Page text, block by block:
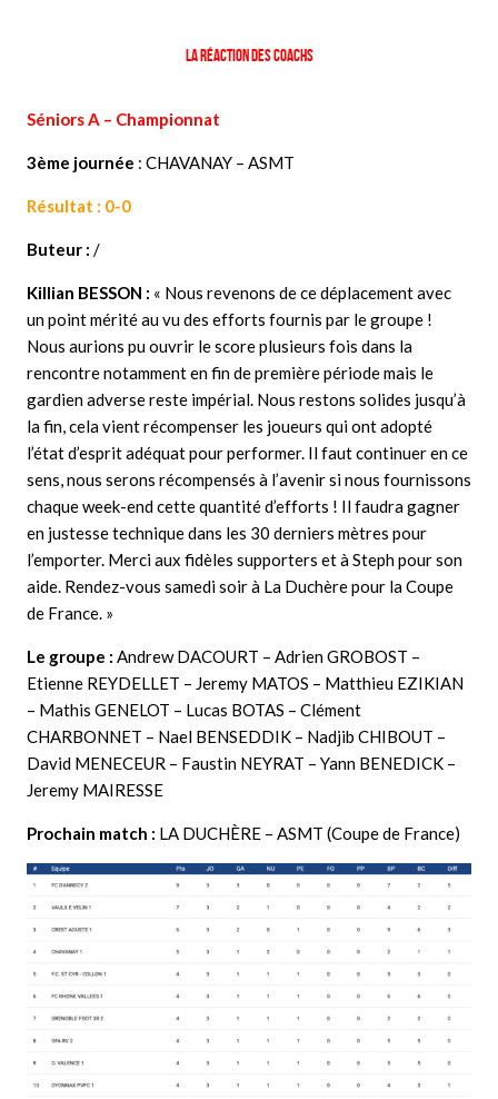
La réaction des coachs
Séniors A – Championnat
3ème journée : CHAVANAY – ASMT
Résultat : 0-0
Buteur : /
Killian BESSON : « Nous revenons de ce déplacement avec
un point mérité au vu des efforts fournis par le groupe !
Nous aurions pu ouvrir le score plusieurs fois dans la
rencontre notamment en fin de première période mais le
gardien adverse reste impérial. Nous restons solides jusqu’à
la fin, cela vient récompenser les joueurs qui ont adopté
l’état d’esprit adéquat pour performer. Il faut continuer en ce
sens, nous serons récompensés à l’avenir si nous fournissons
chaque week-end cette quantité d’efforts ! Il faudra gagner
en justesse technique dans les 30 derniers mètres pour
l’emporter. Merci aux fidèles supporters et à Steph pour son
aide. Rendez-vous samedi soir à La Duchère pour la Coupe
de France. »
Le groupe : Andrew DACOURT – Adrien GROBOST –
Etienne REYDELLET – Jeremy MATOS – Matthieu EZIKIAN
– Mathis GENELOT – Lucas BOTAS – Clément
CHARBONNET – Nael BENSEDDIK – Nadjib CHIBOUT –
David MENECEUR – Faustin NEYRAT – Yann BENEDICK –
Jeremy MAIRESSE
Prochain match : LA DUCHÈRE – ASMT (Coupe de France)